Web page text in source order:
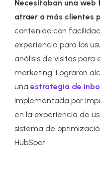
Necesitaban una web
atraer a más clientes
contenido con
experiencia para los
análisis de visitas para
marketing. Lograron
unaestrategia de
implementada por
en la experiencia de
sistema de
HubSpot.